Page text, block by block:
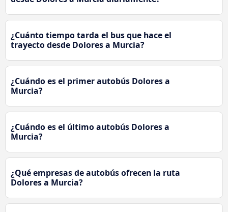
¿Cuánto tiempo tarda el bus que hace el
trayecto desde Dolores a Murcia?
¿Cuándo es el primer autobús Dolores a
Murcia?
¿Cuándo es el último autobús Dolores a
Murcia?
¿Qué empresas de autobús ofrecen la ruta
Dolores a Murcia?